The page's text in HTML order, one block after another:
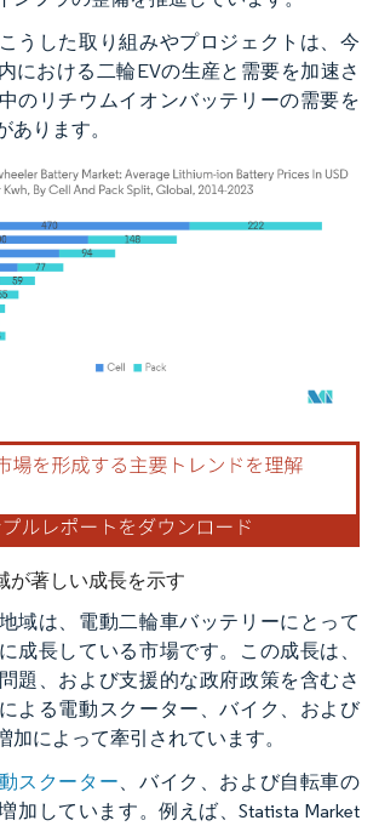
うした取り組みやプロジェクトは、今
における二輪EVの生産と需要を加速さ
のリチウムイオンバッテリーの需要を
あります。
。再利用にはCC BY 4.0の表示が必要です。
が著しい成長を示す
域は、電動二輪車バッテリーにとって
成長している市場です。この成長は、
題、および支援的な政府政策を含むさ
よる電動スクーター、バイク、および
加によって牽引されています。
スクーター、バイク、および自転車の
加しています。例えば、Statista Market